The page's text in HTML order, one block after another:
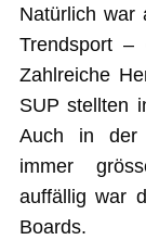
Natürlich war
Trendsport
Zahlreiche
SUP stellten
Auch in der
immer
auffällig war
Boards.